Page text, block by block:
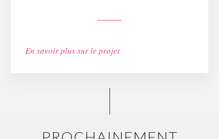
En savoir plus sur le projet